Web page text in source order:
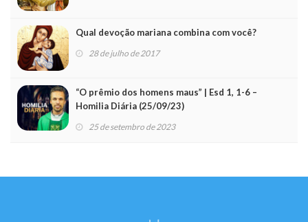
Qual devoção mariana combina com você?
28 de julho de 2017
“O prêmio dos homens maus” | Esd 1, 1-6 –
Homilia Diária (25/09/23)
25 de setembro de 2023